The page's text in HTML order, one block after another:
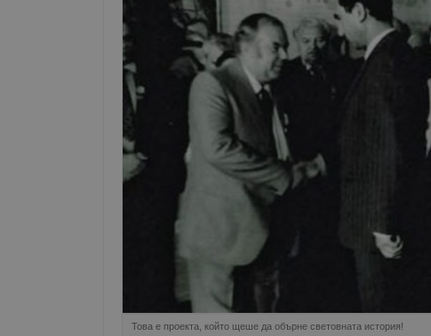
Това е проекта, който щеше да обърне световната история!